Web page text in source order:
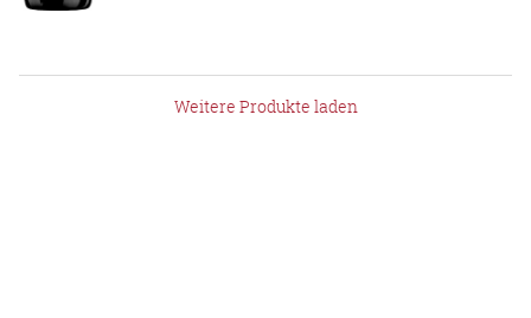
Weitere Produkte laden